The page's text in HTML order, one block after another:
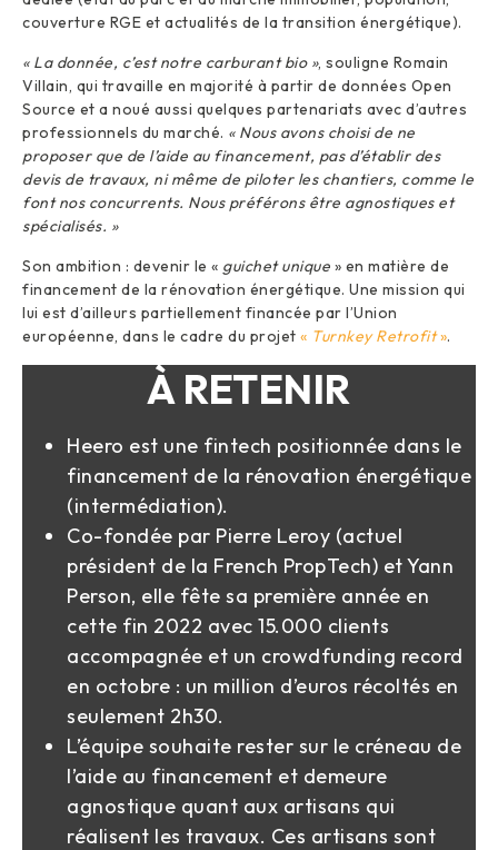
couverture RGE et actualités de la transition énergétique).
« La donnée, c’est notre carburant bio », souligne Romain
Villain, qui travaille en majorité à partir de données Open
Source et a noué aussi quelques partenariats avec d’autres
professionnels du marché. « Nous avons choisi de ne
proposer que de l’aide au financement, pas d’établir des
devis de travaux, ni même de piloter les chantiers, comme le
font nos concurrents. Nous préférons être agnostiques et
spécialisés. »
Son ambition : devenir le « guichet unique » en matière de
financement de la rénovation énergétique. Une mission qui
lui est d’ailleurs partiellement financée par l’Union
européenne, dans le cadre du projet « Turnkey Retrofit».
À RETENIR
Heero est une fintech positionnée dans le
financement de la rénovation énergétique
(intermédiation).
Co-fondée par Pierre Leroy (actuel
président de la French PropTech) et Yann
Person, elle fête sa première année en
cette fin 2022 avec 15.000 clients
accompagnée et un crowdfunding record
en octobre : un million d’euros récoltés en
seulement 2h30.
L’équipe souhaite rester sur le créneau de
l’aide au financement et demeure
agnostique quant aux artisans qui
réalisent les travaux. Ces artisans sont